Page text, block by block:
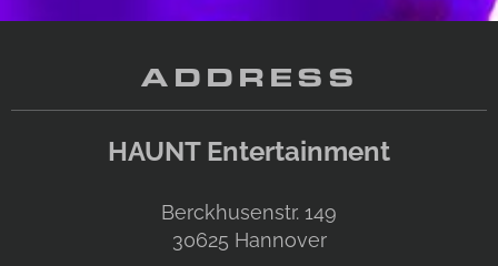
ADDRESS
HAUNT Entertainment
Berckhusenstr. 149
30625 Hannover